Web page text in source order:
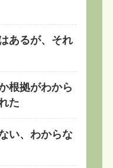
あるが、それ
根拠がわから
た
い、わからな